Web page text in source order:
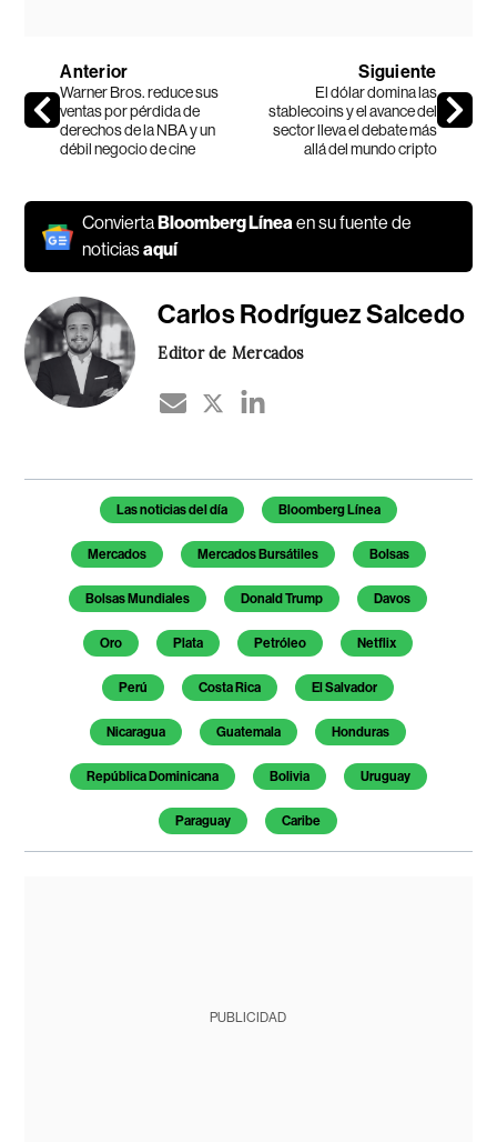
Anterior
Warner Bros. reduce sus
ventas por pérdida de
derechos de la NBA y un
débil negocio de cine
Siguiente
El dólar domina las
stablecoins y el avance del
sector lleva el debate más
allá del mundo cripto
Convierta Bloomberg Líneaen su fuente de
noticiasaquí
Carlos Rodríguez Salcedo
Editor de Mercados
Temas de este artículo
Las noticias del día Bloomberg Línea
Mercados Mercados Bursátiles Bolsas
Bolsas Mundiales Donald Trump Davos
Oro Plata Petróleo Netflix
Perú Costa Rica El Salvador
Nicaragua Guatemala Honduras
República Dominicana Bolivia Uruguay
Paraguay Caribe
PUBLICIDAD